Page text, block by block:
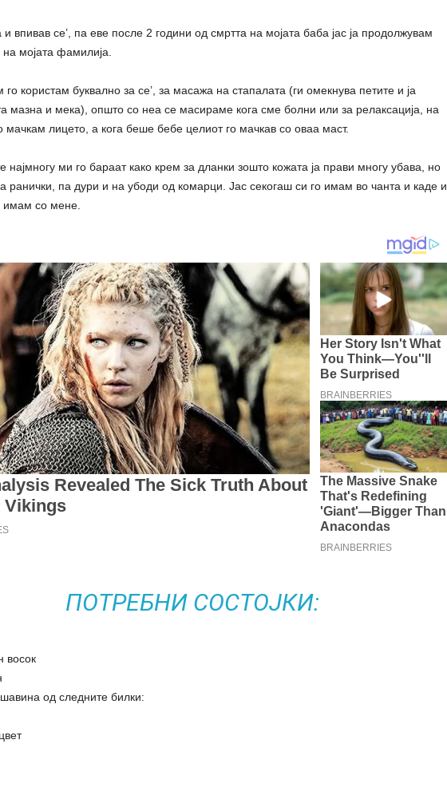
впивав се’, па еве после 2 години од смртта на мојата баба јас ја продолжувам
на мојата фамилија.
користам буквално за се’, за масажа на стапалата (ги омекнува петите и ја
мазна и мека), општо со неа се масираме кога сме болни или за релаксација, на
мачкам лицето, а кога беше бебе целиот го мачкав со оваа маст.
најмногу ми го бараат како крем за дланки зошто кожата ја прави многу убава, но
ранички, па дури и на убоди од комарци. Јас секогаш си го имам во чанта и каде и
имам со мене.
ПОТРЕБНИ СОСТОЈКИ:
восок
од следните билки: